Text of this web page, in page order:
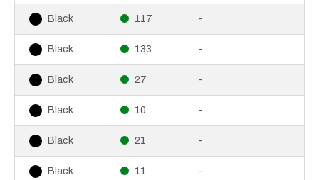
Black 117 -
Black 133 -
Black 27 -
Black 10 -
Black 21 -
Black 11 -